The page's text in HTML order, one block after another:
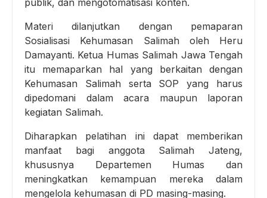
publik, dan mengotomatisasi konten.
Materi dilanjutkan dengan pemaparan
Sosialisasi Kehumasan Salimah oleh Heru
Damayanti. Ketua Humas Salimah Jawa Tengah
itu memaparkan hal yang berkaitan dengan
Kehumasan Salimah serta SOP yang harus
dipedomani dalam acara maupun laporan
kegiatan Salimah.
Diharapkan pelatihan ini dapat memberikan
manfaat bagi anggota Salimah Jateng,
khususnya Departemen Humas dan
meningkatkan kemampuan mereka dalam
mengelola kehumasan di PD masing-masing.